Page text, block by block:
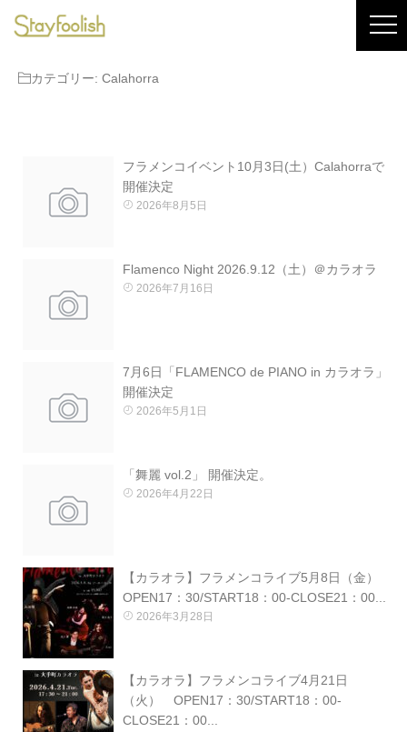
カテゴリー: Calahorra
フラメンコイベント10月3日(土）Calahorraで
開催決定
2026年8月5日
Flamenco Night 2026.9.12（土）＠カラオラ
2026年7月16日
7月6日「FLAMENCO de PIANO in カラオラ」
開催決定
2026年5月1日
「舞麗 vol.2」 開催決定。
2026年4月22日
【カラオラ】フラメンコライブ5月8日（金）
OPEN17：30/START18：00-CLOSE21：00...
2026年3月28日
【カラオラ】フラメンコライブ4月21日
（火） OPEN17：30/START18：00-
CLOSE21：00...